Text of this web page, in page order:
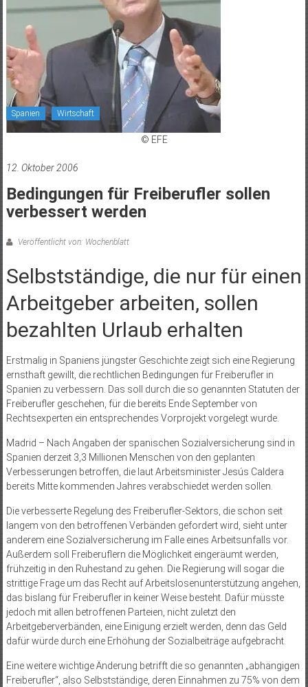
Spanien Wirtschaft
© EFE
12. Oktober 2006
Bedingungen für Freiberufler sollen
verbessert werden
Veröffentlicht von: Wochenblatt
Selbstständige, die nur für einen
Arbeitgeber arbeiten, sollen
bezahlten Urlaub erhalten
Erstmalig in Spaniens jüngster Geschichte zeigt sich eine Regierung
ernsthaft gewillt, die rechtlichen Bedingungen für Freiberufler in
Spanien zu verbessern. Das soll durch die so genannten Statuten der
Freiberufler geschehen, für die bereits Ende September von
Rechtsexperten ein entsprechendes Vorprojekt vorgelegt wurde.
Madrid – Nach Angaben der spanischen Sozialversicherung sind in
Spanien derzeit 3,3 Millionen Menschen von den geplanten
Verbesserungen betroffen, die laut Arbeitsminister Jesús Caldera
bereits Mitte kommenden Jahres verabschiedet werden sollen.
Die verbesserte Regelung des Freiberufler-Sektors, die schon seit
langem von den betroffenen Verbänden gefordert wird, sieht unter
anderem eine Sozialversicherung im Falle eines Arbeitsunfalls vor.
Außerdem soll Freiberuflern die Möglichkeit eingeräumt werden,
frühzeitig in den Ruhestand zu gehen. Die Regierung will sogar die
strittige Frage um das Recht auf Arbeitslosenunterstützung angehen,
das bislang für Freiberufler in keiner Weise besteht. Dafür müsste
jedoch mit allen betroffenen Parteien, nicht zuletzt den
Arbeitgeberverbänden, eine Einigung erzielt werden, denn das Geld
dafür würde durch eine Erhöhung der Sozialbeiträge aufgebracht.
Eine weitere wichtige Änderung betrifft die so genannten „abhängigen
Freiberufler“, also Selbstständige, deren Einnahmen zu 75% von dem